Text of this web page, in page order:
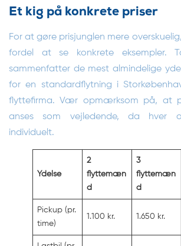
Et kig på konkrete priser
For at gøre prisjunglen mere
fordel at se konkrete eksempler.
sammenfatter de mest almindelige
for en standardflytning i
flyttefirma. Vær opmærksom på, at
anses som vejledende, da hver
individuelt.
Ydelse
2
flyttemæn
d
3
flyttemæn
d
Pickup (pr.
time)
1.100 kr. 1.650 kr.